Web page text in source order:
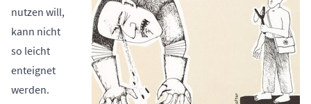
nutzen will,
kann nicht
so leicht
enteignet
werden.